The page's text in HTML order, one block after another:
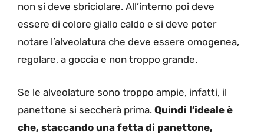
non si deve sbriciolare. All’interno poi deve
essere di colore giallo caldo e si deve poter
notare l’alveolatura che deve essere omogenea,
regolare, a goccia e non troppo grande.
Se le alveolature sono troppo ampie, infatti, il
panettone si seccherà prima. Quindi l’ideale è
che, staccando una fetta di panettone,